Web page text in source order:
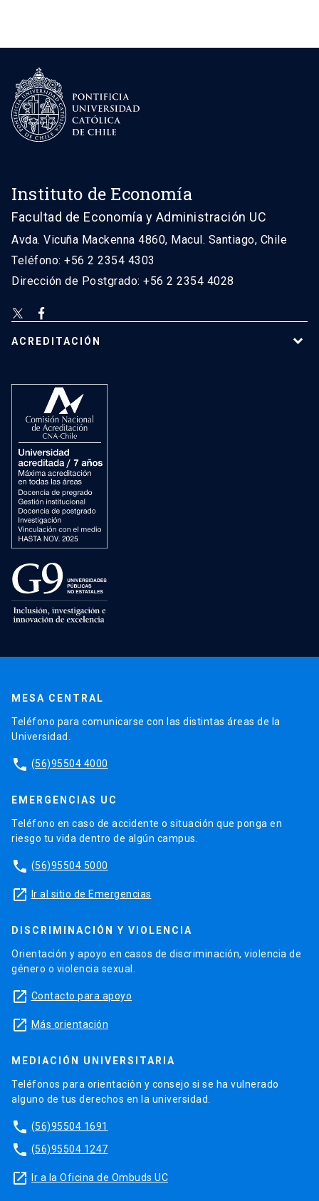
Instituto de Economía
Facultad de Economía y Administración UC
Avda. Vicuña Mackenna 4860, Macul. Santiago, Chile
Teléfono: +56 2 2354 4303
Dirección de Postgrado: +56 2 2354 4028
ACREDITACIÓN
MESA CENTRAL
Teléfono para comunicarse con las distintas áreas de la
Universidad.
phone (56)95504 4000
EMERGENCIAS UC
Teléfono en caso de accidente o situación que ponga en
riesgo tu vida dentro de algún campus.
phone (56)95504 5000
launch Ir al sitio de Emergencias
DISCRIMINACIÓN Y VIOLENCIA
Orientación y apoyo en casos de discriminación, violencia de
género o violencia sexual.
launch Contacto para apoyo
launch Más orientación
MEDIACIÓN UNIVERSITARIA
Teléfonos para orientación y consejo si se ha vulnerado
alguno de tus derechos en la universidad.
phone (56)95504 1691
phone (56)95504 1247
launch Ir a la Oficina de Ombuds UC